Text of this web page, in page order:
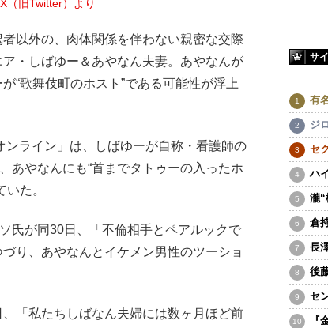
（旧Twitter）より
以外の、肉体関係を伴わない親密な交際
・しばゆー＆あやなん夫妻。あやなんが
“歌舞伎町のホスト”である可能性が浮上
ライン」は、しばゆーが自称・看護師の
あやなんにも“首までタトゥーの入ったホ
た。
氏が同30日、「不倫相手とペアルックで
り、あやなんとイケメン男性のツーショ
「私たちしばなん夫婦には数ヶ月ほど前
サ
有
ジ
セ
ハ
瀧“
倉
長
後
セ
『